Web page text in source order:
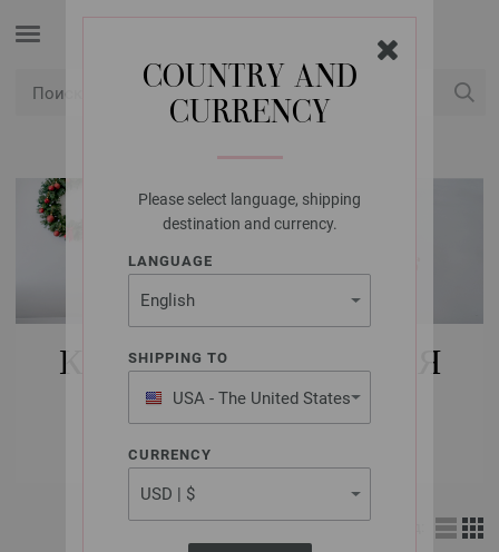
COUNTRY AND
CURRENCY
Please select language, shipping
destination and currency.
LANGUAGE
SHIPPING TO
USA - The United States
of America
CURRENCY
КУПИТЬ НАБОРЫ ДЛЯ
ВЯЗАНИЯ FILATI
РОЖДЕСТВО